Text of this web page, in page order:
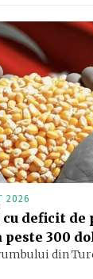
2026
deficit de
300
din